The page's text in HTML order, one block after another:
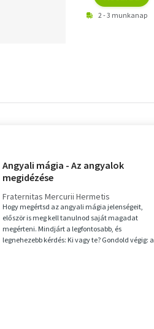
2 - 3 munkanap
Angyali mágia - Az angyalok
megidézése
Fraternitas Mercurii Hermetis
Hogy megértsd az angyali mágia jelenségeit,
először is meg kell tanulnod saját magadat
megérteni. Mindjárt a legfontosabb, és
legnehezebb kérdés: Ki vagy te? Gondold végig: a